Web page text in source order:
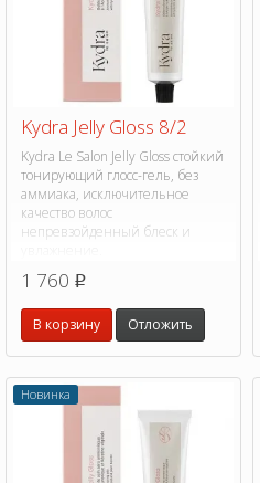
Kydra Jelly Gloss 8/2
Kydra Le Salon Jelly Gloss стойкий
тонирующий глосс-гель, без
аммиака, исключительное
качество волос
непревзойденный блеск и
1 760 p
В корзину Отложить
Новинка